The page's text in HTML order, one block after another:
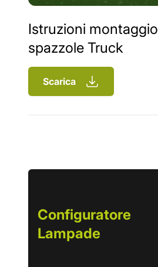
Istruzioni montaggio
spazzole Truck
Scarica
Configuratore
Lampade